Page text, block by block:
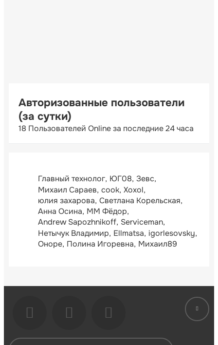
Авторизованные пользователи
(за сутки)
18 Пользователей Online за последние 24 часа
Главный технолог ЮГ08 Зевс
Михаил Сараев cook Xoxol
юлия захарова Светлана Корельская
Анна Осина ММ Фёдор
Andrew Sapozhnikoff Serviceman
Нетычук Владимир Ellmatsa igorlesovsky
Оноре Полина Игоревна Михаил89